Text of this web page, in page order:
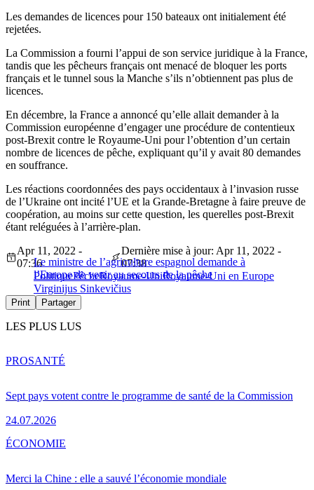
Les demandes de licences pour 150 bateaux ont initialement été
rejetées.
La Commission a fourni l’appui de son service juridique à la France,
tandis que les pêcheurs français ont menacé de bloquer les ports
français et le tunnel sous la Manche s’ils n’obtiennent pas plus de
licences.
En décembre, la France a annoncé qu’elle allait demander à la
Commission européenne d’engager une procédure de contentieux
post-Brexit contre le Royaume-Uni pour l’obtention d’un certain
nombre de licences de pêche, expliquant qu’il y avait 80 demandes
en souffrance.
Les réactions coordonnées des pays occidentaux à l’invasion russe
de l’Ukraine ont incité l’UE et la Grande-Bretagne à faire preuve de
coopération, au moins sur cette question, les querelles post-Brexit
étant reléguées à l’arrière-plan.
Le ministre de l’agriculture espagnol demande à
l’Europe de venir au secours de la pêche
Apr 11, 2022 -
07:36
Dernière mise à jour: Apr 11, 2022 -
07:38
PolitiquePêcheRoyaume-UniRoyaume-Uni en Europe
Virginijus Sinkevičius
Print Partager
LES PLUS LUS
Sept pays votent contre le programme de santé de la Commission
24.07.2026
PROSANTÉ
Merci la Chine : elle a sauvé l’économie mondiale
ÉCONOMIE